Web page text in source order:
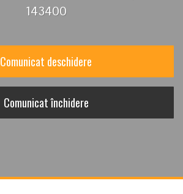
143400
Comunicat deschidere
Comunicat închidere